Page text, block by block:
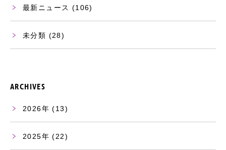
最新ニュース (106)
未分類 (28)
ARCHIVES
2026 (13)
2025 (22)